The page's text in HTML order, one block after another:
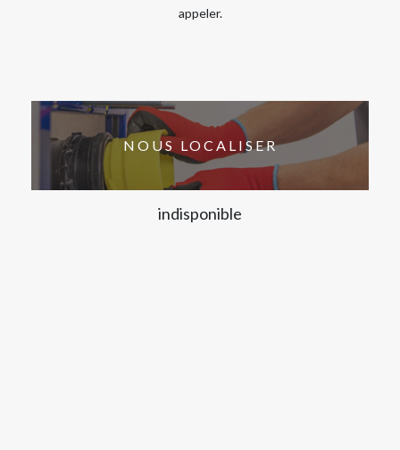
appeler.
NOUS LOCALISER
indisponible